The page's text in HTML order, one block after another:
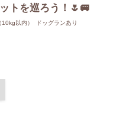
トを巡ろう！🌷🚐
以内） ドッグランあり